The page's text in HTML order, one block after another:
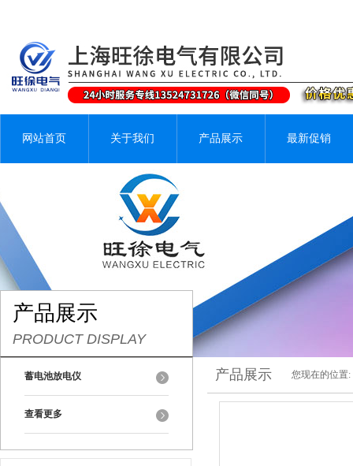
网站首页 关于我们 产品展示 最新促销
产品展示
PRODUCT DISPLAY
蓄电池放电仪
查看更多
产品展示 您现在的位置: